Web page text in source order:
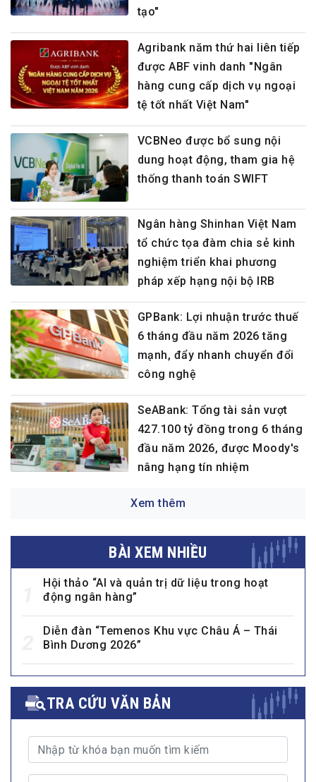
tạo"
Agribank năm thứ hai liên tiếp
được ABF vinh danh "Ngân
hàng cung cấp dịch vụ ngoại
tệ tốt nhất Việt Nam"
VCBNeo được bổ sung nội
dung hoạt động, tham gia hệ
thống thanh toán SWIFT
Ngân hàng Shinhan Việt Nam
tổ chức tọa đàm chia sẻ kinh
nghiệm triển khai phương
pháp xếp hạng nội bộ IRB
GPBank: Lợi nhuận trước thuế
6 tháng đầu năm 2026 tăng
mạnh, đẩy nhanh chuyển đổi
công nghệ
SeABank: Tổng tài sản vượt
427.100 tỷ đồng trong 6 tháng
đầu năm 2026, được Moody's
nâng hạng tín nhiệm
Xem thêm
BÀI XEM NHIỀU
Hội thảo “AI và quản trị dữ liệu trong hoạt
động ngân hàng”
Diễn đàn “Temenos Khu vực Châu Á – Thái
Bình Dương 2026”
TRA CỨU VĂN BẢN